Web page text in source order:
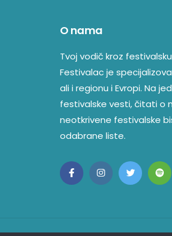
O nama
Tvoj vodič kroz
Festivalac je
ali i regionu i Evropi. Na
festivalske vesti, čitati o
neotkrivene festivalske
odabrane liste.